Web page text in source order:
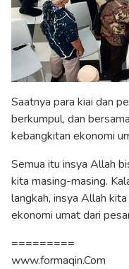
Saatnya para kiai dan
berkumpul, dan
kebangkitan ekonomi
Semua itu insya Allah
kita masing-masing.
langkah, insya Allah
ekonomi umat dari
=========
www.formaqin.Com